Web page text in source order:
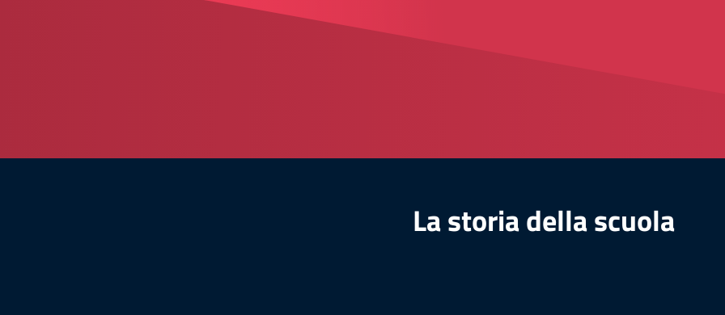
La storia della scuola